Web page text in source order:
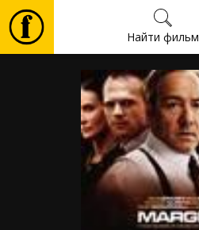
Найти фильм
Фильмы
Билеты
Культура
Мероприятия